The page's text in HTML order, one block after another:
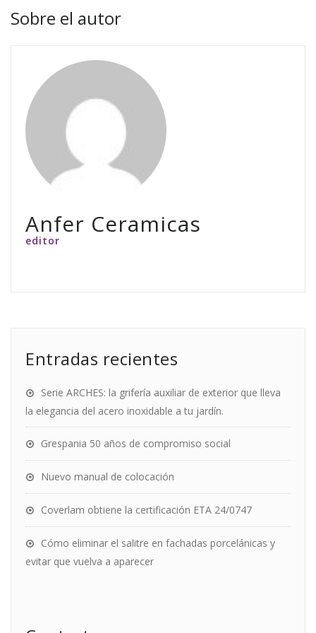
Sobre el autor
Anfer Ceramicas
editor
Entradas recientes
Serie ARCHES: la grifería auxiliar de exterior que lleva
la elegancia del acero inoxidable a tu jardín.
Grespania 50 años de compromiso social
Nuevo manual de colocación
Coverlam obtiene la certificación ETA 24/0747
Cómo eliminar el salitre en fachadas porcelánicas y
evitar que vuelva a aparecer